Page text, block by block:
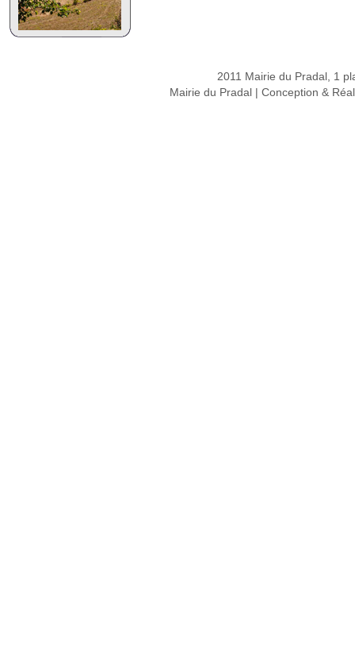
2011 Mairie du Pradal, 1
Mairie du Pradal | Conception &